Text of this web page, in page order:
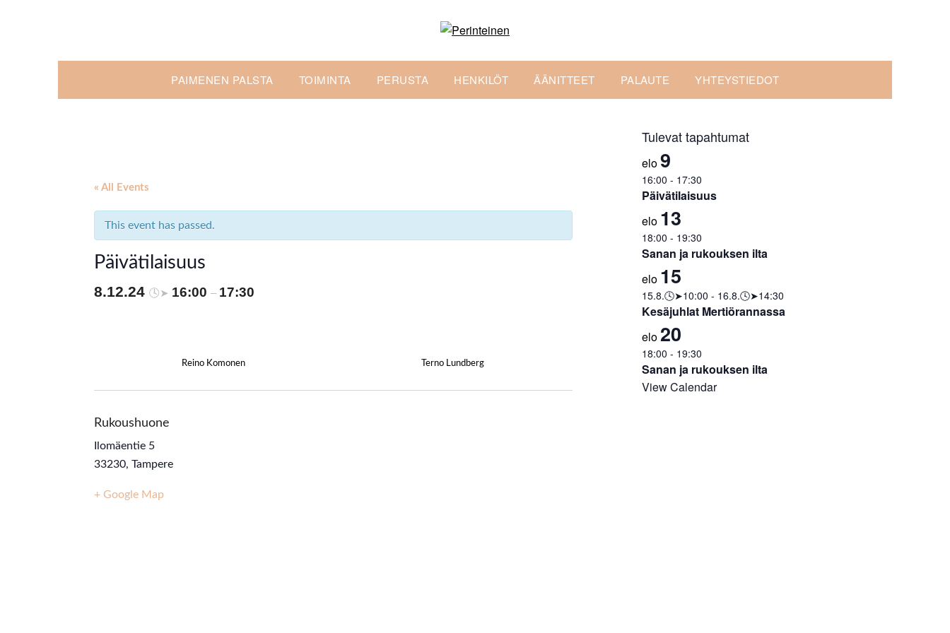
PAIMENEN PALSTA TOIMINTA PERUSTA HENKILÖT ÄÄNITTEET PALAUTE YHTEYSTIEDOT
« All Events
This event has passed.
Päivätilaisuus
8.12.24🕓➤ 16:00– 17:30
Reino Komonen Terno Lundberg
Rukoushuone
Ilomäentie 5
33230, Tampere
+ Google Map
Tulevat tapahtumat
elo9
16:00 - 17:30
Päivätilaisuus
elo 13
18:00 - 19:30
Sanan ja rukouksen ilta
elo 15
15.8.🕓➤10:00 - 16.8.🕓➤14:30
Kesäjuhlat Mertiörannassa
elo20
18:00 - 19:30
Sanan ja rukouksen ilta
View Calendar